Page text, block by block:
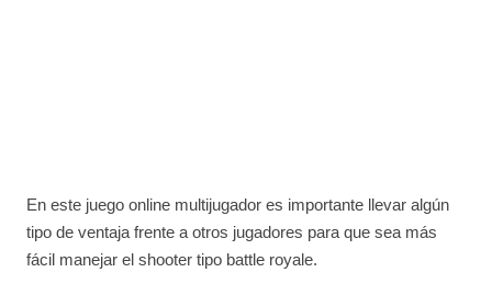
En este juego online multijugador es importante llevar algún
tipo de ventaja frente a otros jugadores para que sea más
fácil manejar el shooter tipo battle royale.